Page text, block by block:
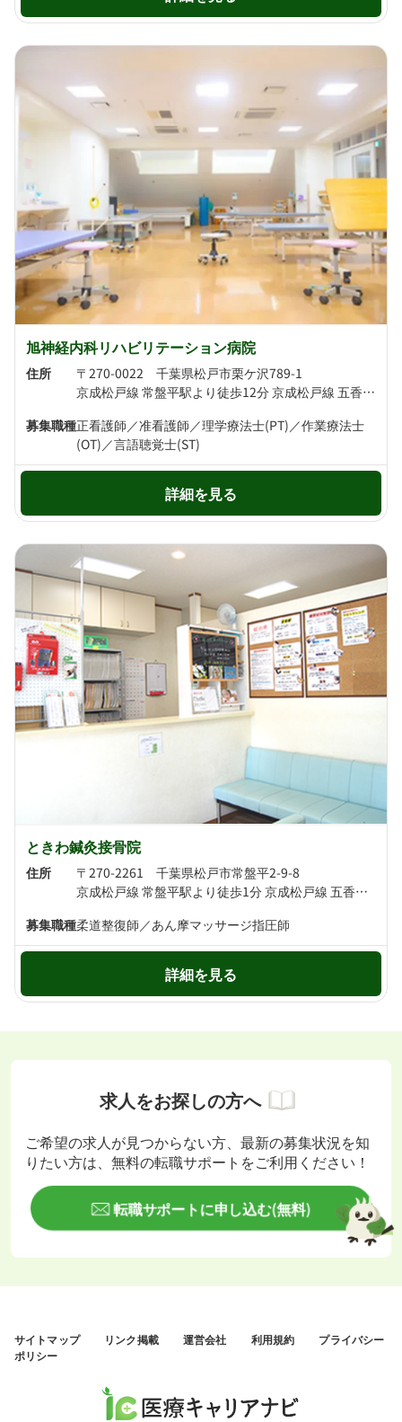
旭神経内科リハビリテーション病院
住所
〒270-0022 千葉県松戸市栗ケ沢789-1
京成松戸線 常盤平駅より徒歩12分 京成松戸線 五香駅より徒歩23分
募集職種正看護師／准看護師／理学療法士(PT)／作業療法士
(OT)／言語聴覚士(ST)
詳細を見る
ときわ鍼灸接骨院
住所
〒270-2261 千葉県松戸市常盤平2-9-8
京成松戸線 常盤平駅より徒歩1分 京成松戸線 五香駅より徒歩19分
募集職種柔道整復師／あん摩マッサージ指圧師
詳細を見る
求人をお探しの方へ
ご希望の求人が見つからない方、最新の募集状況を知
りたい方は、無料の転職サポートをご利用ください！
転職サポートに申し込む(無料)
サイトマップ リンク掲載 運営会社 利用規約
プライバシー
ポリシー